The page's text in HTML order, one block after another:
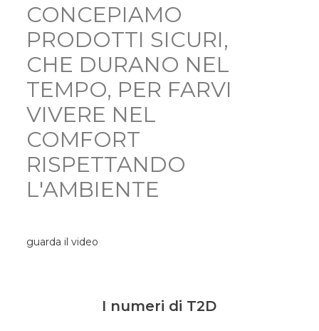
CONCEPIAMO
PRODOTTI SICURI,
CHE DURANO NEL
TEMPO, PER FARVI
VIVERE NEL
COMFORT
RISPETTANDO
L'AMBIENTE
guarda il video
I numeri di T2D